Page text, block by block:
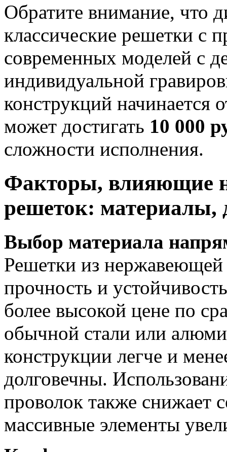
Обратите внимание, что
классические решетки с
современных моделей с
индивидуальной
конструкций начинается
может достигать 10 000
сложности исполнения.
Факторы, влияющие
решеток: материалы,
Выбор материала
Решетки из нержавеющей
прочность и
более высокой цене по
обычной стали или
конструкции легче и
долговечны.
проволок также снижает
массивные элементы